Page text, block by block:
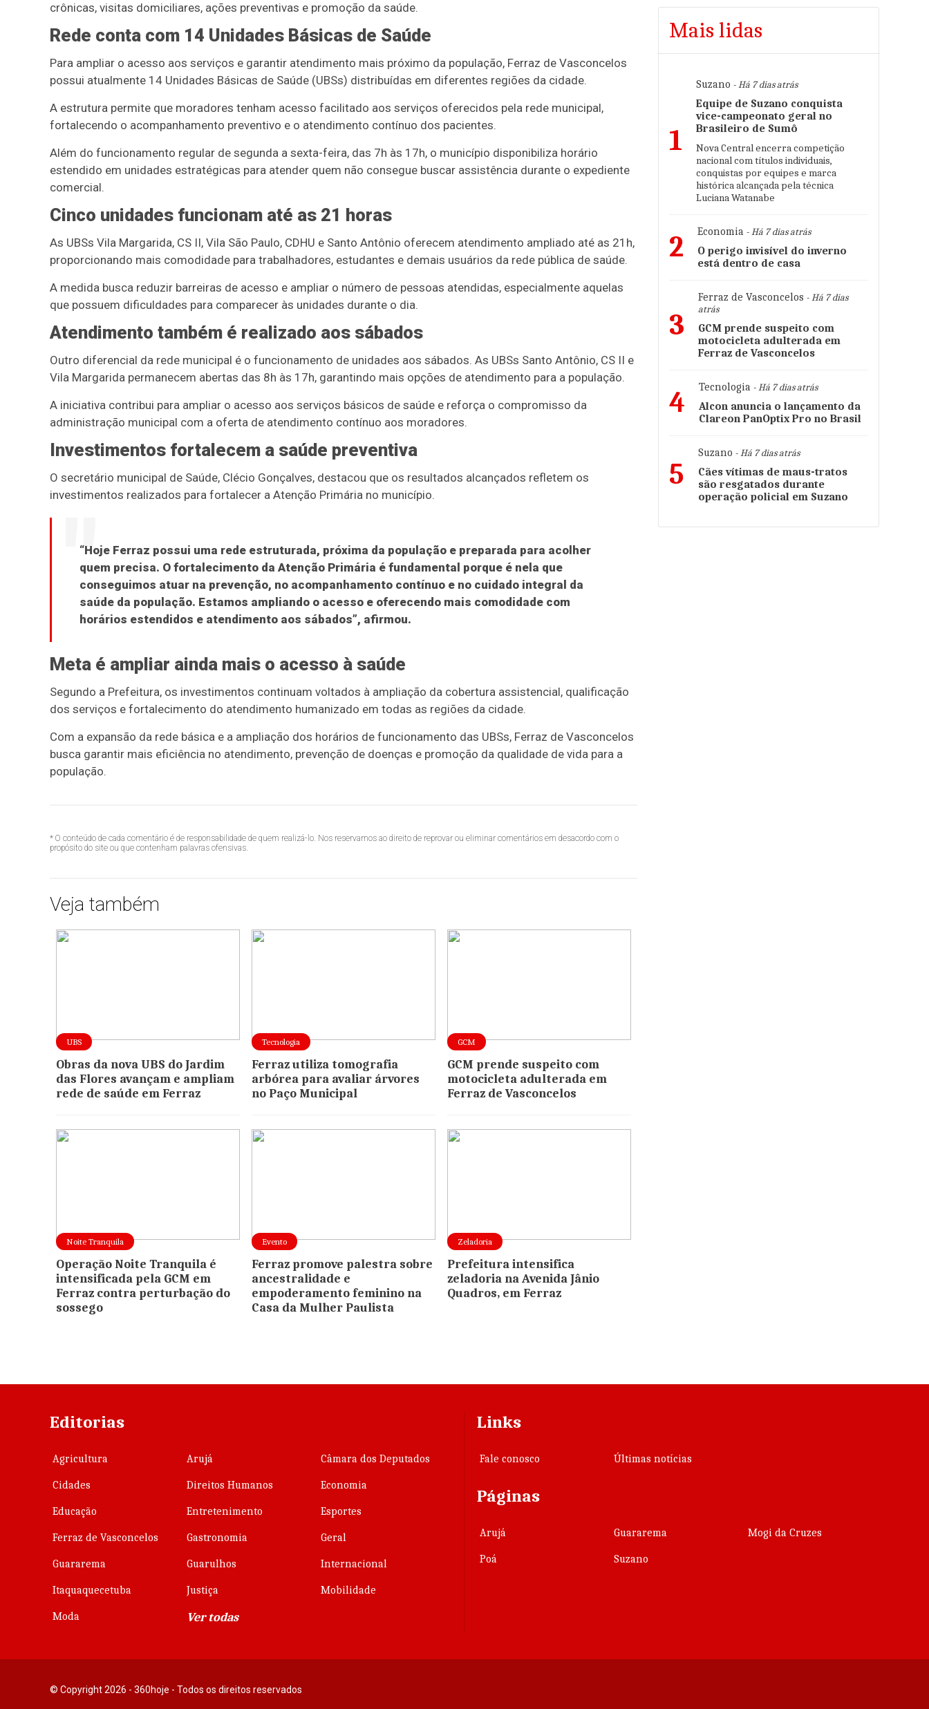
crônicas, visitas domiciliares, ações preventivas e promoção da saúde.
Rede conta com 14 Unidades Básicas de Saúde
Para ampliar o acesso aos serviços e garantir atendimento mais próximo da população, Ferraz de Vasconcelos
possui atualmente 14 Unidades Básicas de Saúde (UBSs) distribuídas em diferentes regiões da cidade.
A estrutura permite que moradores tenham acesso facilitado aos serviços oferecidos pela rede municipal,
fortalecendo o acompanhamento preventivo e o atendimento contínuo dos pacientes.
Além do funcionamento regular de segunda a sexta-feira, das 7h às 17h, o município disponibiliza horário
estendido em unidades estratégicas para atender quem não consegue buscar assistência durante o expediente
comercial.
Cinco unidades funcionam até as 21 horas
As UBSs Vila Margarida, CS II, Vila São Paulo, CDHU e Santo Antônio oferecem atendimento ampliado até as 21h,
proporcionando mais comodidade para trabalhadores, estudantes e demais usuários da rede pública de saúde.
A medida busca reduzir barreiras de acesso e ampliar o número de pessoas atendidas, especialmente aquelas
que possuem dificuldades para comparecer às unidades durante o dia.
Atendimento também é realizado aos sábados
Outro diferencial da rede municipal é o funcionamento de unidades aos sábados. As UBSs Santo Antônio, CS II e
Vila Margarida permanecem abertas das 8h às 17h, garantindo mais opções de atendimento para a população.
A iniciativa contribui para ampliar o acesso aos serviços básicos de saúde e reforça o compromisso da
administração municipal com a oferta de atendimento contínuo aos moradores.
Investimentos fortalecem a saúde preventiva
O secretário municipal de Saúde, Clécio Gonçalves, destacou que os resultados alcançados refletem os
investimentos realizados para fortalecer a Atenção Primária no município.
“Hoje Ferraz possui uma rede estruturada, próxima da população e preparada para acolher
quem precisa. O fortalecimento da Atenção Primária é fundamental porque é nela que
conseguimos atuar na prevenção, no acompanhamento contínuo e no cuidado integral da
saúde da população. Estamos ampliando o acesso e oferecendo mais comodidade com
horários estendidos e atendimento aos sábados”, afirmou.
Meta é ampliar ainda mais o acesso à saúde
Segundo a Prefeitura, os investimentos continuam voltados à ampliação da cobertura assistencial, qualificação
dos serviços e fortalecimento do atendimento humanizado em todas as regiões da cidade.
Com a expansão da rede básica e a ampliação dos horários de funcionamento das UBSs, Ferraz de Vasconcelos
busca garantir mais eficiência no atendimento, prevenção de doenças e promoção da qualidade de vida para a
população.
* O conteúdo de cada comentário é de responsabilidade de quem realizá-lo. Nos reservamos ao direito de reprovar ou eliminar comentários em desacordo com o
propósito do site ou que contenham palavras ofensivas.
Veja também
UBS
Obras da nova UBS do Jardim
das Flores avançam e ampliam
rede de saúde em Ferraz
Tecnologia
Ferraz utiliza tomografia
arbórea para avaliar árvores
no Paço Municipal
GCM
GCM prende suspeito com
motocicleta adulterada em
Ferraz de Vasconcelos
Noite Tranquila
Operação Noite Tranquila é
intensificada pela GCM em
Ferraz contra perturbação do
sossego
Evento
Ferraz promove palestra sobre
ancestralidade e
empoderamento feminino na
Casa da Mulher Paulista
Zeladoria
Prefeitura intensifica
zeladoria na Avenida Jânio
Quadros, em Ferraz
Mais lidas
1
Suzano - Há 7 dias atrás
Equipe de Suzano conquista
vice-campeonato geral no
Brasileiro de Sumô
Nova Central encerra competição
nacional com títulos individuais,
conquistas por equipes e marca
histórica alcançada pela técnica
Luciana Watanabe
2 Economia - Há 7 dias atrás
O perigo invisível do inverno
está dentro de casa
3
Ferraz de Vasconcelos - Há 7 dias
atrás
GCM prende suspeito com
motocicleta adulterada em
Ferraz de Vasconcelos
4 Tecnologia - Há 7 dias atrás
Alcon anuncia o lançamento da
Clareon PanOptix Pro no Brasil
5
Suzano - Há 7 dias atrás
Cães vítimas de maus-tratos
são resgatados durante
operação policial em Suzano
Editorias
Agricultura Arujá Câmara dos Deputados
Cidades Direitos Humanos Economia
Educação Entretenimento Esportes
Ferraz de Vasconcelos Gastronomia Geral
Guararema Guarulhos Internacional
Itaquaquecetuba Justiça Mobilidade
Moda Ver todas
Links
Fale conosco Últimas notícias
Páginas
Arujá Guararema Mogi da Cruzes
Poá Suzano
© Copyright 2026 - 360hoje - Todos os direitos reservados